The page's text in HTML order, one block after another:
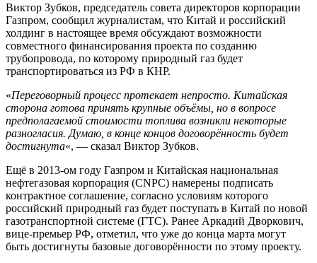
Виктор Зубков, председатель совета директоров корпорации
Газпром, сообщил журналистам, что Китай и российский
холдинг в настоящее время обсуждают возможности
совместного финансирования проекта по созданию
трубопровода, по которому природный газ будет
транспортироваться из РФ в КНР.
«Переговорный процесс протекает непросто. Китайская
сторона готова принять крупные объёмы, но в вопросе
предполагаемой стоимости топлива возникли некоторые
разногласия. Думаю, в конце концов договорённость будет
достигнута«, — сказал Виктор Зубков.
Ещё в 2013-ом году Газпром и Китайская национальная
нефтегазовая корпорация (CNPC) намерены подписать
контрактное соглашение, согласно условиям которого
российский природный газ будет поступать в Китай по новой
газотранспортной системе (ГТС). Ранее Аркадий Дворкович,
вице-премьер РФ, отметил, что уже до конца марта могут
быть достигнуты базовые договорённости по этому проекту.